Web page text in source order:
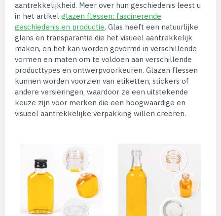
aantrekkelijkheid. Meer over hun geschiedenis leest u
in het artikel glazen flessen: fascinerende
geschiedenis en productie. Glas heeft een natuurlijke
glans en transparantie die het visueel aantrekkelijk
maken, en het kan worden gevormd in verschillende
vormen en maten om te voldoen aan verschillende
producttypes en ontwerpvoorkeuren. Glazen flessen
kunnen worden voorzien van etiketten, stickers of
andere versieringen, waardoor ze een uitstekende
keuze zijn voor merken die een hoogwaardige en
visueel aantrekkelijke verpakking willen creëren.